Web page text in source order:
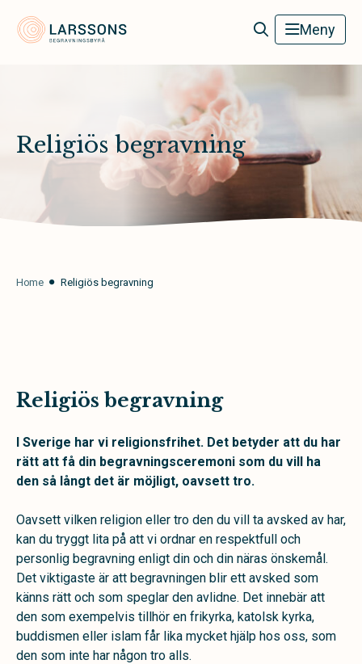
Larssons Begravningsbyrå Meny
Religiös begravning
Home Religiös begravning
Religiös begravning
I Sverige har vi religionsfrihet. Det betyder att du har
rätt att få din begravningsceremoni som du vill ha
den så långt det är möjligt, oavsett tro.
Oavsett vilken religion eller tro den du vill ta avsked av har,
kan du tryggt lita på att vi ordnar en respektfull och
personlig begravning enligt din och din näras önskemål.
Det viktigaste är att begravningen blir ett avsked som
känns rätt och som speglar den avlidne. Det innebär att
den som exempelvis tillhör en frikyrka, katolsk kyrka,
buddismen eller islam får lika mycket hjälp hos oss, som
den som inte har någon tro alls.